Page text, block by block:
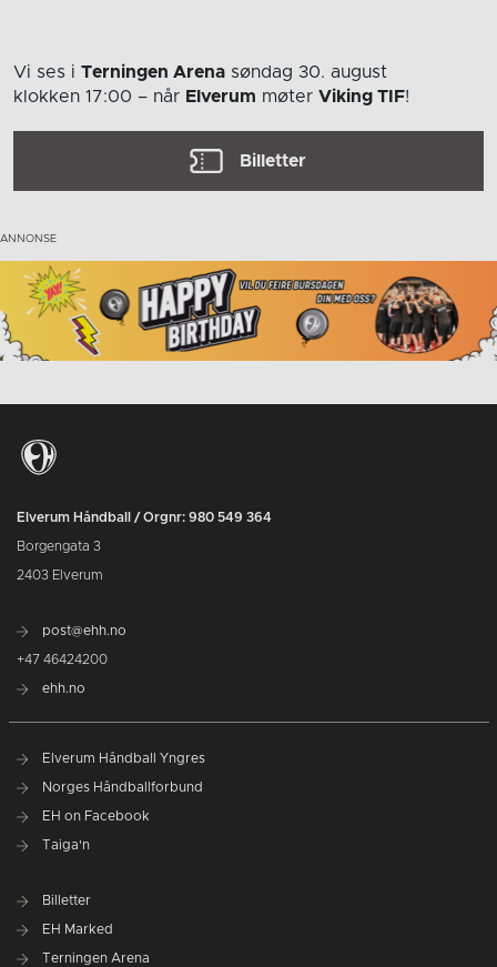
Vi ses i Terningen Arena søndag 30. august
klokken 17:00 – når Elverum møter Viking TIF!
Billetter
Elverum Håndball / Orgnr: 980 549 364
Borgengata 3
2403 Elverum
post@ehh.no
+47 46424200
ehh.no
Elverum Håndball Yngres
Norges Håndballforbund
EH on Facebook
Taiga'n
Billetter
EH Marked
Terningen Arena